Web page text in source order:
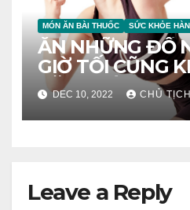
MÓN ĂN BÀI THUỐC SỨC KHỎE
ĂN NHỮNG ĐỒ
GIỜ TỐI CŨNG
TĂNG CÂN
DEC 10, 2022 CHỦ
Leave a Reply